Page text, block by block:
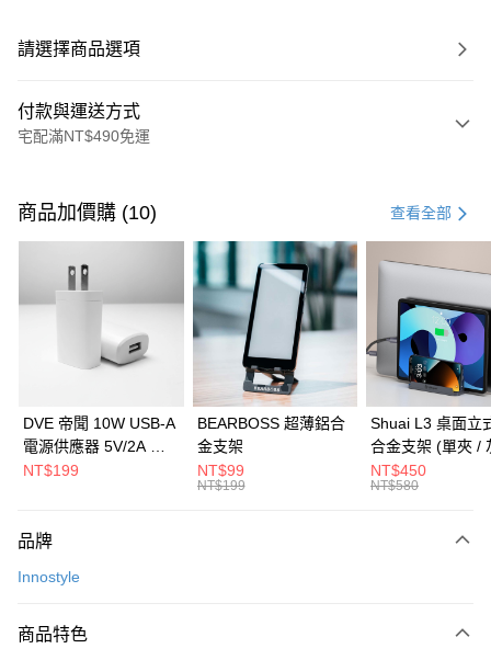
請選擇商品選項
付款與運送方式
宅配滿NT$490免運
信用卡一次付款
3 期 0 利率 每期 NT$460
第一商業銀行
華南商業銀行
彰化商業銀行
上海商業儲蓄銀行
台北富邦商業銀行
兆豐國際商業銀行
臺灣中小企業銀行
台中商業銀行
匯豐（台灣）商業銀行
華泰商業銀行
聯邦商業銀行
元大商業銀行
台灣樂天信用卡公司
NT$230 21家銀行
合作金庫商業銀行
第一商業銀行
彰化商業銀行
台北富邦商業銀行
國泰世華商業銀行
兆豐國際商業銀行
臺灣中小企業銀行
匯豐（台灣）商業銀行
玉山商業銀行
台灣樂天信用卡公司
街口支付
悠遊付
相關說明
商品加價購 (10) 查看全部
DVE 帝聞 10W USB-A
電源供應器 5V/2A 充
電頭 (適用閱讀器、小
NT$199
BEARBOSS 超薄鋁合
金支架
NT$99
NT$199
Shuai L3 桌面立
合金支架 (單夾 /
NT$450
NT$580
品牌
Innostyle
商品特色